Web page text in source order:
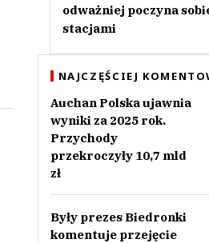
odważniej poczyna
stacjami
NAJCZĘŚCIEJ
Auchan Polska ujawnia
wyniki za 2025 rok.
Przychody
przekroczyły 10,7 mld
zł
Były prezes Biedronki
komentuje przejęcie